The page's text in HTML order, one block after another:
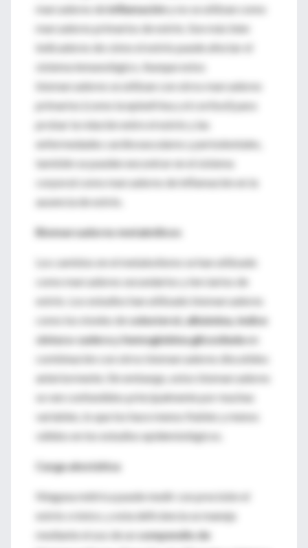
marcadores deinflamacióny no se utilizan como
marcadores primarios de estrés. Son más bien
indicadores de cómo el estrés puede afectar el
sistema inmunológico. Aunque estos
biomarcadores se utilizan con otros marcadores
primarios (como la epinefrina y el cortisol) para
probar la relación entre el estrés y las
enfermedades cardiovasculares y periodontales,
también se pueden encontrar en el sistema
corporal como marcadores de inflamación en la
ausencia de estrés.
Biomarcadores metabólicos
Los cambios en el metabolismo se han utilizado
como marcadores secundarios y terciarios de
estrés. Los estudios han utilizado biomarcadores
como los niveles decolesterol, albúmina, índice
cintura-cadera y hemoglobina glicosiladaen
combinación con otros biomarcadores discutidos
anteriormente. Sin embargo, estos biomarcadores
se ven confundidos principalmente por muchas
variables, lo que los hace menos fiables y menos
válidos en los estudios epidemiológicos.
Carga alostática
Ninguna métrica puede medir con precisión el
estrés crónico, y esta deficiencia se maneja
mediante el uso de uncompendio de